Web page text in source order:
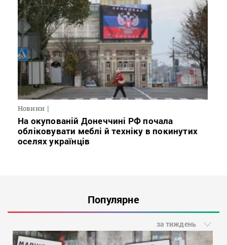
Новини
На окупованій Донеччині РФ почала
обліковувати меблі й техніку в покинутих
оселях українців
Популярне
за тиждень